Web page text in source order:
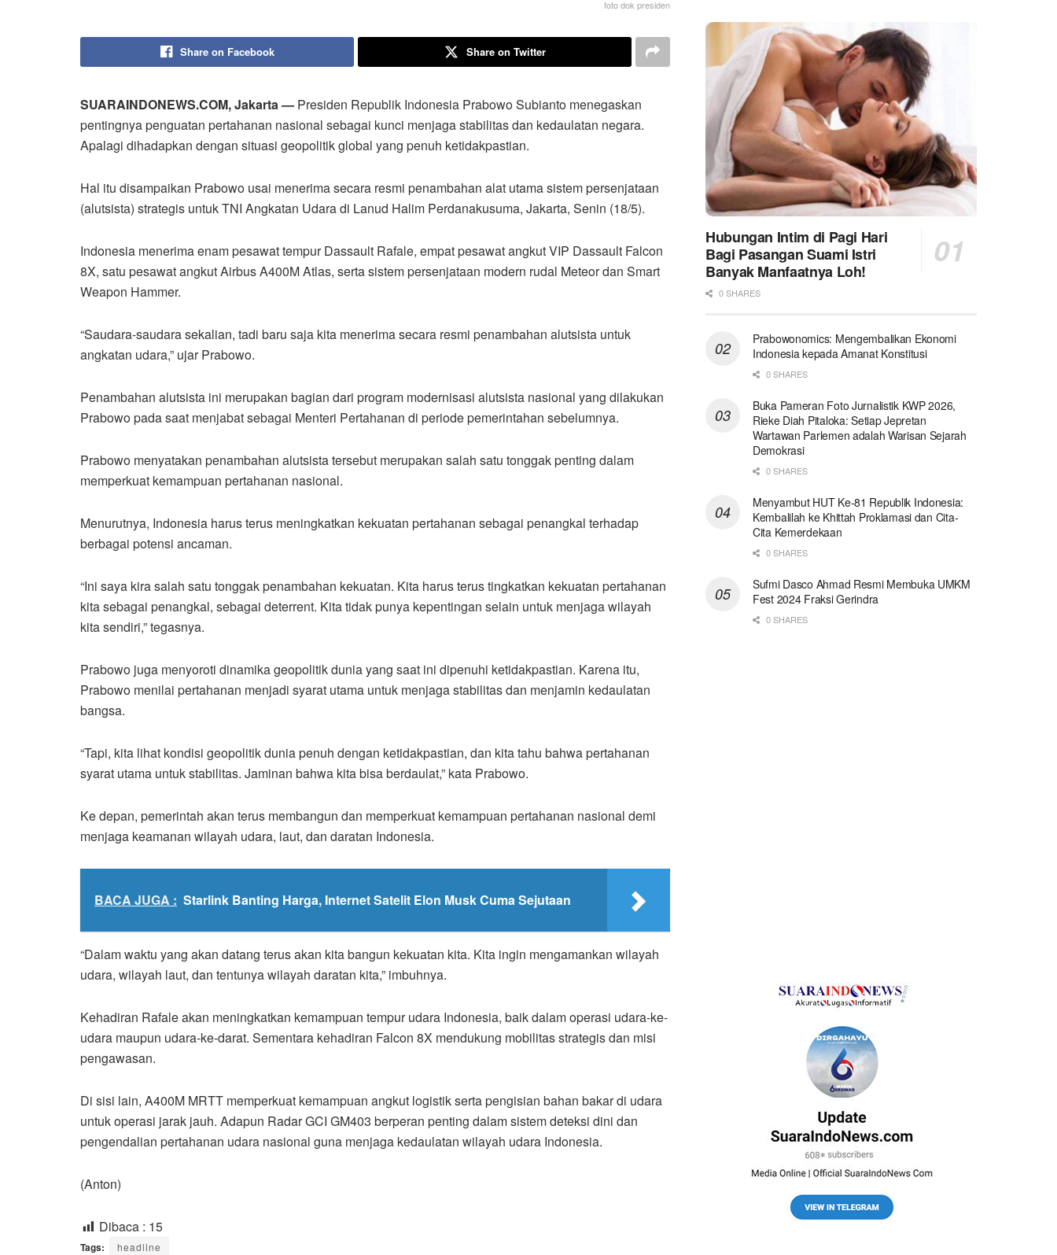
foto dok presiden
Share on Facebook Share on Twitter
SUARAINDONEWS.COM, Jakarta — Presiden Republik Indonesia Prabowo Subianto menegaskan
pentingnya penguatan pertahanan nasional sebagai kunci menjaga stabilitas dan kedaulatan negara.
Apalagi dihadapkan dengan situasi geopolitik global yang penuh ketidakpastian.
Hal itu disampaikan Prabowo usai menerima secara resmi penambahan alat utama sistem persenjataan
(alutsista) strategis untuk TNI Angkatan Udara di Lanud Halim Perdanakusuma, Jakarta, Senin (18/5).
Indonesia menerima enam pesawat tempur Dassault Rafale, empat pesawat angkut VIP Dassault Falcon
8X, satu pesawat angkut Airbus A400M Atlas, serta sistem persenjataan modern rudal Meteor dan Smart
Weapon Hammer.
“Saudara-saudara sekalian, tadi baru saja kita menerima secara resmi penambahan alutsista untuk
angkatan udara,” ujar Prabowo.
Penambahan alutsista ini merupakan bagian dari program modernisasi alutsista nasional yang dilakukan
Prabowo pada saat menjabat sebagai Menteri Pertahanan di periode pemerintahan sebelumnya.
Prabowo menyatakan penambahan alutsista tersebut merupakan salah satu tonggak penting dalam
memperkuat kemampuan pertahanan nasional.
Menurutnya, Indonesia harus terus meningkatkan kekuatan pertahanan sebagai penangkal terhadap
berbagai potensi ancaman.
“Ini saya kira salah satu tonggak penambahan kekuatan. Kita harus terus tingkatkan kekuatan pertahanan
kita sebagai penangkal, sebagai deterrent. Kita tidak punya kepentingan selain untuk menjaga wilayah
kita sendiri,” tegasnya.
Prabowo juga menyoroti dinamika geopolitik dunia yang saat ini dipenuhi ketidakpastian. Karena itu,
Prabowo menilai pertahanan menjadi syarat utama untuk menjaga stabilitas dan menjamin kedaulatan
bangsa.
“Tapi, kita lihat kondisi geopolitik dunia penuh dengan ketidakpastian, dan kita tahu bahwa pertahanan
syarat utama untuk stabilitas. Jaminan bahwa kita bisa berdaulat,” kata Prabowo.
Ke depan, pemerintah akan terus membangun dan memperkuat kemampuan pertahanan nasional demi
menjaga keamanan wilayah udara, laut, dan daratan Indonesia.
BACA JUGA : Starlink Banting Harga, Internet Satelit Elon Musk Cuma Sejutaan
“Dalam waktu yang akan datang terus akan kita bangun kekuatan kita. Kita ingin mengamankan wilayah
udara, wilayah laut, dan tentunya wilayah daratan kita,” imbuhnya.
Kehadiran Rafale akan meningkatkan kemampuan tempur udara Indonesia, baik dalam operasi udara-ke-
udara maupun udara-ke-darat. Sementara kehadiran Falcon 8X mendukung mobilitas strategis dan misi
pengawasan.
Di sisi lain, A400M MRTT memperkuat kemampuan angkut logistik serta pengisian bahan bakar di udara
untuk operasi jarak jauh. Adapun Radar GCI GM403 berperan penting dalam sistem deteksi dini dan
pengendalian pertahanan udara nasional guna menjaga kedaulatan wilayah udara Indonesia.
(Anton)
Dibaca : 15
Tags: headline
Hubungan Intim di Pagi Hari
Bagi Pasangan Suami Istri
Banyak Manfaatnya Loh!
0 SHARES
Prabowonomics: Mengembalikan Ekonomi
Indonesia kepada Amanat Konstitusi
0 SHARES
Buka Pameran Foto Jurnalistik KWP 2026,
Rieke Diah Pitaloka: Setiap Jepretan
Wartawan Parlemen adalah Warisan Sejarah
Demokrasi
0 SHARES
Menyambut HUT Ke-81 Republik Indonesia:
Kembalilah ke Khittah Proklamasi dan Cita-
Cita Kemerdekaan
0 SHARES
Sufmi Dasco Ahmad Resmi Membuka UMKM
Fest 2024 Fraksi Gerindra
0 SHARES